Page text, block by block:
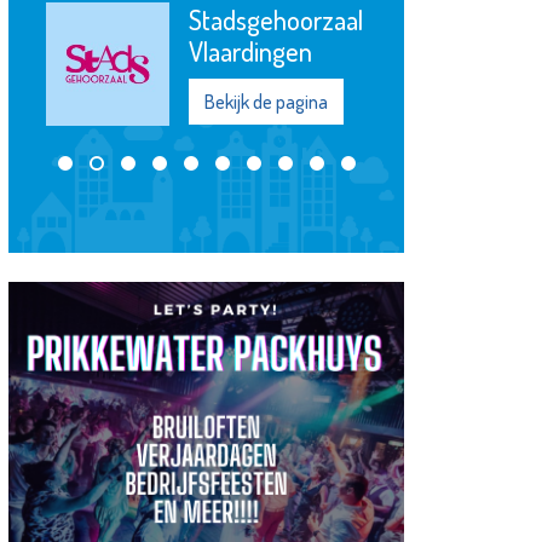
YORCOM
Bekijk de pagina